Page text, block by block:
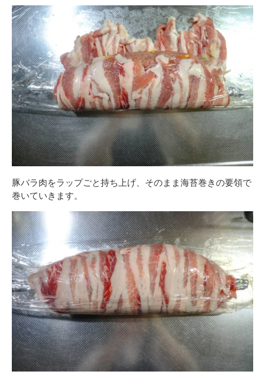
豚バラ肉をラップごと持ち上げ、そのまま海苔巻きの要領で
巻いていきます。